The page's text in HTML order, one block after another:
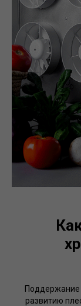
Поддержание
развитию